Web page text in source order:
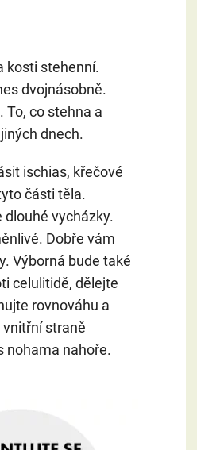
kosti stehenní.
dvojnásobně.
co stehna a
dnech.
ischias, křečové
části těla.
vycházky.
Dobře vám
Výborná bude také
celulitidě, dělejte
rovnováhu a
vnitřní straně
nohama nahoře.